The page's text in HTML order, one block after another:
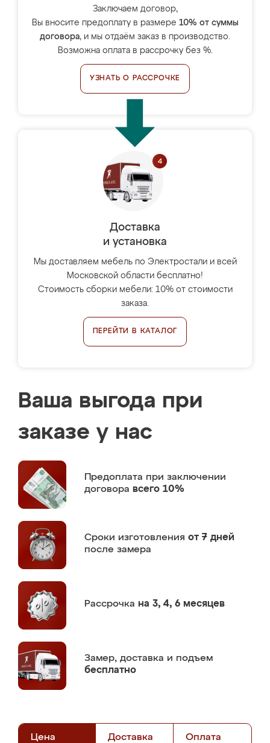
Заключаем договор,
Вы вносите предоплату в размере 10% от суммы
договора, и мы отдаём заказ в производство.
Возможна оплата в рассрочку без %.
УЗНАТЬ О РАССРОЧКЕ
Доставка
и установка
Мы доставляем мебель по Электростали и всей
Московской области бесплатно!
Стоимость сборки мебели: 10% от стоимости
заказа.
ПЕРЕЙТИ В КАТАЛОГ
Ваша выгода при
заказе у нас
Предоплата при заключении
договора всего 10%
Сроки изготовления от 7 дней
после замера
Рассрочка на 3, 4, 6 месяцев
Замер, доставка и подъем
бесплатно
Цена Доставка Оплата